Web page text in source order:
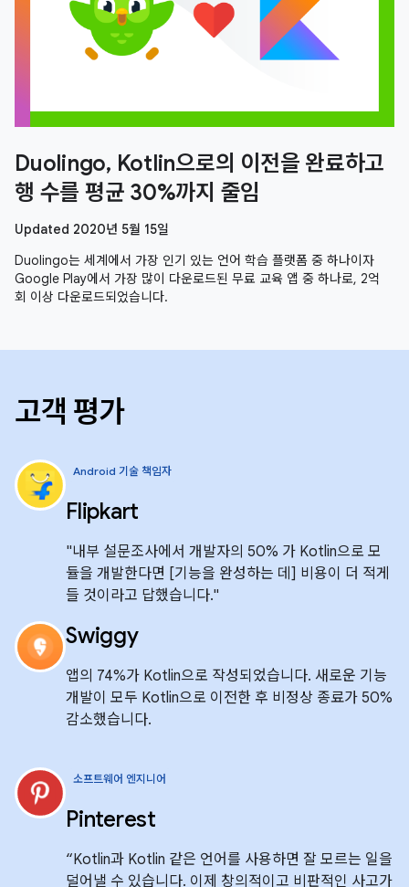
Duolingo, Kotlin으로의 이전을 완료하고
행 수를 평균 30%까지 줄임
Updated 2020년 5월 15일
Duolingo는 세계에서 가장 인기 있는 언어 학습 플랫폼 중 하나이자
Google Play에서 가장 많이 다운로드된 무료 교육 앱 중 하나로, 2억
회 이상 다운로드되었습니다.
고객 평가
Android 기술 책임자
Flipkart
"내부 설문조사에서 개발자의 50% 가 Kotlin으로 모
듈을 개발한다면 [기능을 완성하는 데] 비용이 더 적게
들 것이라고 답했습니다."
Swiggy
앱의 74%가 Kotlin으로 작성되었습니다. 새로운 기능
개발이 모두 Kotlin으로 이전한 후 비정상 종료가 50%
감소했습니다.
소프트웨어 엔지니어
Pinterest
“Kotlin과 Kotlin 같은 언어를 사용하면 잘 모르는 일을
덜어낼 수 있습니다. 이제 창의적이고 비판적인 사고가